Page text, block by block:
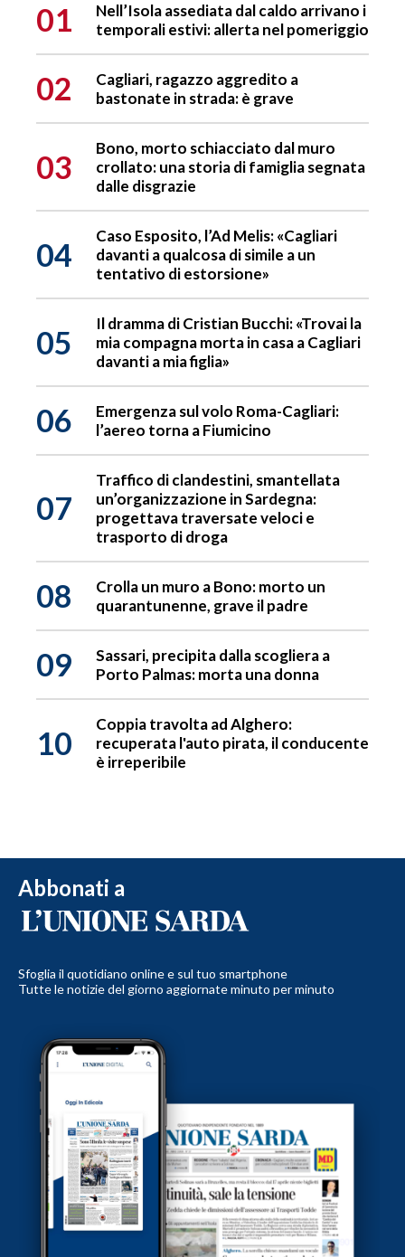
01
Nell’Isola assediata dal caldo arrivano i
temporali estivi: allerta nel pomeriggio
02
Cagliari, ragazzo aggredito a
bastonate in strada: è grave
03
Bono, morto schiacciato dal muro
crollato: una storia di famiglia segnata
dalle disgrazie
04
Caso Esposito, l’Ad Melis: «Cagliari
davanti a qualcosa di simile a un
tentativo di estorsione»
05
Il dramma di Cristian Bucchi: «Trovai la
mia compagna morta in casa a Cagliari
davanti a mia figlia»
06
Emergenza sul volo Roma-Cagliari:
l’aereo torna a Fiumicino
07
Traffico di clandestini, smantellata
un’organizzazione in Sardegna:
progettava traversate veloci e
trasporto di droga
08
Crolla un muro a Bono: morto un
quarantunenne, grave il padre
09
Sassari, precipita dalla scogliera a
Porto Palmas: morta una donna
10
Coppia travolta ad Alghero:
recuperata l'auto pirata, il conducente
è irreperibile
Abbonati a
Sfoglia il quotidiano online e sul tuo smartphone
Tutte le notizie del giorno aggiornate minuto per minuto